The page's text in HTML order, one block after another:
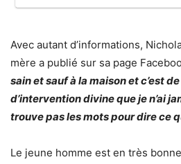
Avec autant d’informations,
mère a publié sur sa page
sain et sauf à la maison et c’est
d’intervention divine que je n’ai
trouve pas les mots pour dire ce
Le jeune homme est en très